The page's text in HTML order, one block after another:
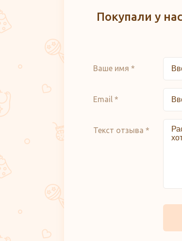
Покупали у
Ваше имя *
Email *
Текст отзыва *